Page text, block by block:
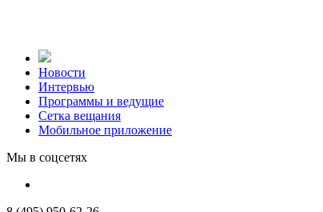
Новости
Интервью
Программы и ведущие
Сетка вещания
Мобильное приложение
Мы в соцсетях